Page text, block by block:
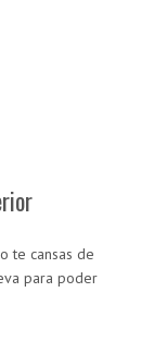
te cansas de
para poder